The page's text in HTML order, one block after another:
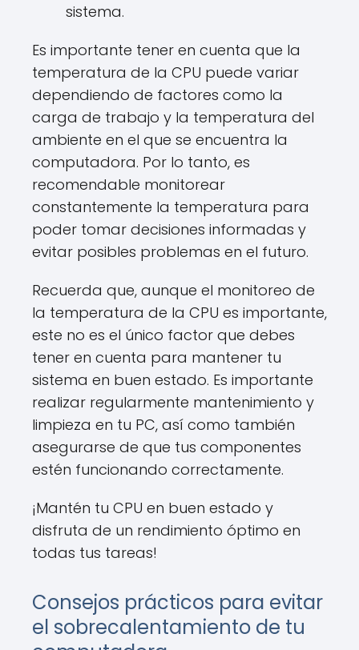
sistema.
Es importante tener en cuenta que la
temperatura de la CPU puede variar
dependiendo de factores como la
carga de trabajo y la temperatura del
ambiente en el que se encuentra la
computadora. Por lo tanto, es
recomendable monitorear
constantemente la temperatura para
poder tomar decisiones informadas y
evitar posibles problemas en el futuro.
Recuerda que, aunque el monitoreo de
la temperatura de la CPU es importante,
este no es el único factor que debes
tener en cuenta para mantener tu
sistema en buen estado. Es importante
realizar regularmente mantenimiento y
limpieza en tu PC, así como también
asegurarse de que tus componentes
estén funcionando correctamente.
¡Mantén tu CPU en buen estado y
disfruta de un rendimiento óptimo en
todas tus tareas!
Consejos prácticos para evitar
el sobrecalentamiento de tu